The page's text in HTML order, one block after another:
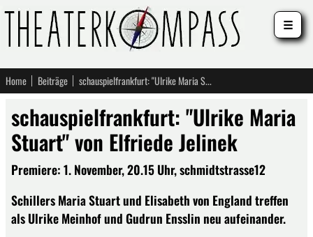
Home Beiträge schauspielfrankfurt: "Ulrike Maria Stuart" von Elfriede Jelinek
schauspielfrankfurt: "Ulrike Maria
Stuart" von Elfriede Jelinek
Premiere: 1. November, 20.15 Uhr, schmidtstrasse12
Schillers Maria Stuart und Elisabeth von England treffen
als Ulrike Meinhof und Gudrun Ensslin neu aufeinander.
☰